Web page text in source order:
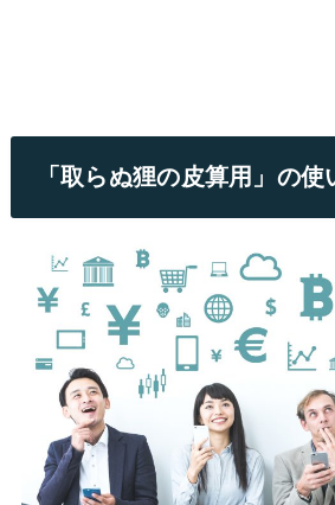
「取らぬ狸の皮算用」の